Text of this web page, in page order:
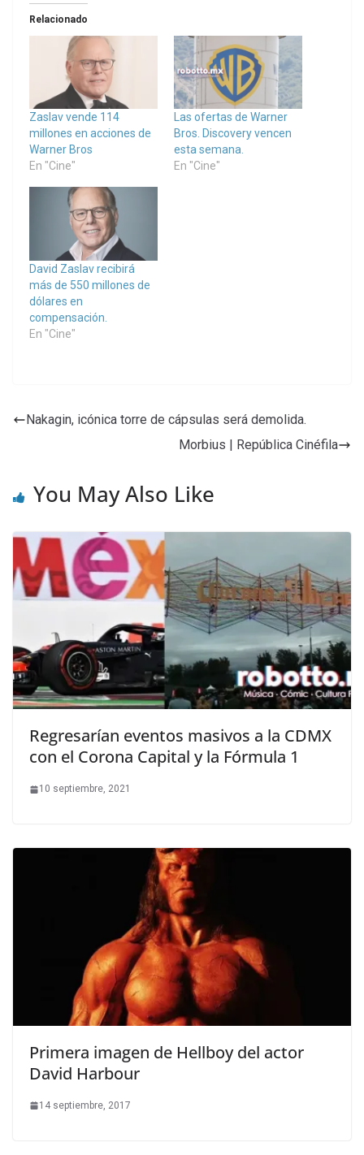
Relacionado
Zaslav vende 114
millones en acciones de
Warner Bros
En "Cine"
Las ofertas de Warner
Bros. Discovery vencen
esta semana.
En "Cine"
David Zaslav recibirá
más de 550 millones de
dólares en
compensación.
En "Cine"
Nakagin, icónica torre de cápsulas será demolida.
Morbius | República Cinéfila
You May Also Like
Regresarían eventos masivos a la CDMX
con el Corona Capital y la Fórmula 1
10 septiembre, 2021
Primera imagen de Hellboy del actor
David Harbour
14 septiembre, 2017